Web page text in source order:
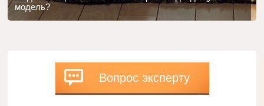
модель?
Вопрос эксперту